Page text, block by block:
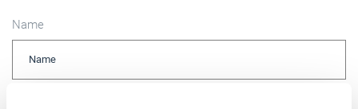
Name